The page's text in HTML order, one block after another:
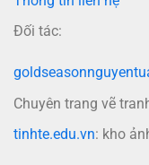
Đối tác:
Chuyên trang vẽ
tinhte.edu.vn: kho